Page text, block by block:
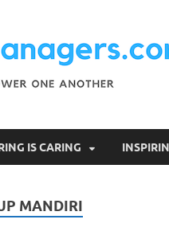
IS CARING
MANDIRI